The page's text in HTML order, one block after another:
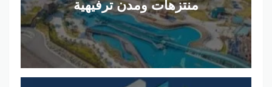
منتزهات ومدن ترفيهية